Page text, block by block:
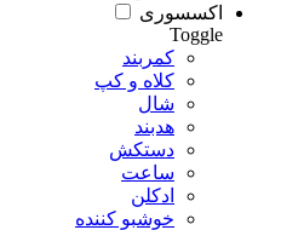
اکسسوری
Toggle
کمربند
کلاه و کپ
شال
هدبند
دستکش
ساعت
ادکلن
خوشبو کننده